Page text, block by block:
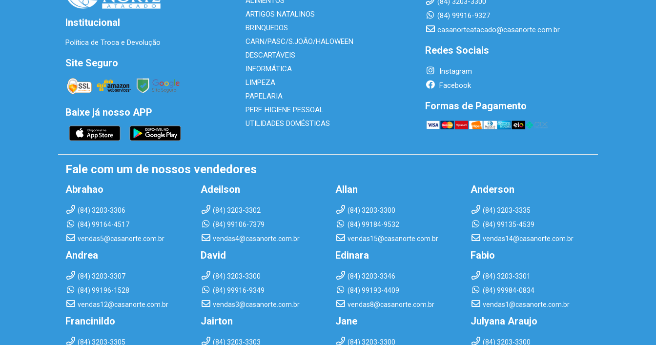
Institucional
Política de Troca e Devolução
Site Seguro
Baixe já nosso APP
ARTIGOS NATALINOS
BRINQUEDOS
CARN/PASC/S.JOÃO/HALOWEEN
DESCARTÁVEIS
INFORMÁTICA
LIMPEZA
PAPELARIA
PERF. HIGIENE PESSOAL
UTILIDADES DOMÉSTICAS
(84) 99916-9327
casanorteatacado@casanorte.com.br
Redes Sociais
Instagram
Facebook
Formas de Pagamento
Fale com um de nossos vendedores
Abrahao
(84) 3203-3306
(84) 99164-4517
vendas5@casanorte.com.br
Adeilson
(84) 3203-3302
(84) 99106-7379
vendas4@casanorte.com.br
Allan
(84) 3203-3300
(84) 99184-9532
vendas15@casanorte.com.br
Anderson
(84) 3203-3335
(84) 99135-4539
vendas14@casanorte.com.br
Andrea
(84) 3203-3307
(84) 99196-1528
vendas12@casanorte.com.br
David
(84) 3203-3300
(84) 99916-9349
vendas3@casanorte.com.br
Edinara
(84) 3203-3346
(84) 99193-4409
vendas8@casanorte.com.br
Fabio
(84) 3203-3301
(84) 99984-0834
vendas1@casanorte.com.br
Francinildo
(84) 3203-3305
Jairton
(84) 3203-3303
Jane
(84) 3203-3300
Julyana Araujo
(84) 3203-3300